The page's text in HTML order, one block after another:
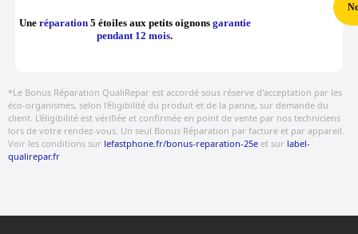
Une réparation5 étoiles aux petits oignons garantie
pendant 12 mois.
*Le Bonus Réparation QualiRepar est accordé sous réserve d'acceptation par les
éco-organismes, selon l'éligibilité du produit et de la panne, sur demande du
client. L'éligibilité est vérifiée et confirmée en point de vente par nos techniciens
lors de votre rendez-vous. Un seul Bonus Réparation par facture et par appareil.
Voir les conditions sur lefastphone.fr/bonus-reparation-25e et sur label-
qualirepar.fr